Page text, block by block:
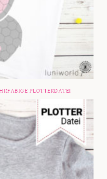
PLOTTERDATEI